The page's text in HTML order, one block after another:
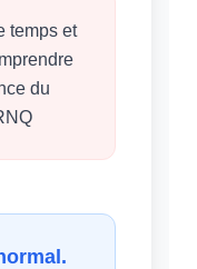
temps et
du